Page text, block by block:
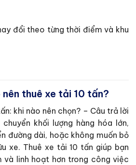
đổi theo từng thời điểm và khu
thuê xe tải 10 tấn?
khi nào nên chọn? – Câu trả lời
khối lượng hàng hóa lớn,
đường dài, hoặc không muốn bỏ
xe. Thuê xe tải 10 tấn giúp bạn
và linh hoạt hơn trong công việc